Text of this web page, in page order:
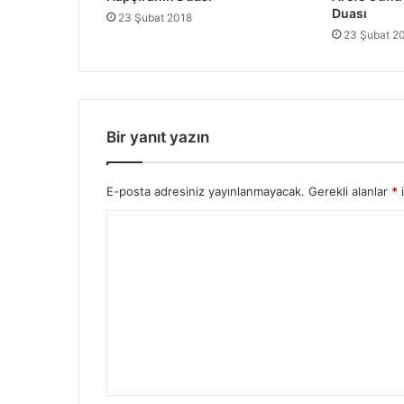
23 Şubat 2018
Duası
23 Şubat
Bir yanıt yazın
E-posta adresiniz yayınlanmayacak. Gerekli alanlar *